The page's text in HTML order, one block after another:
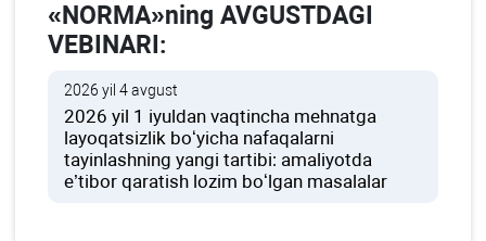
«NORMA»ning AVGUSTDAGI
VEBINARI:
2026 yil 4 avgust
2026 yil 1 iyuldan vaqtincha mehnatga
layoqatsizlik boʻyicha nafaqalarni
tayinlashning yangi tartibi: amaliyotda
e’tibor qaratish lozim boʻlgan masalalar